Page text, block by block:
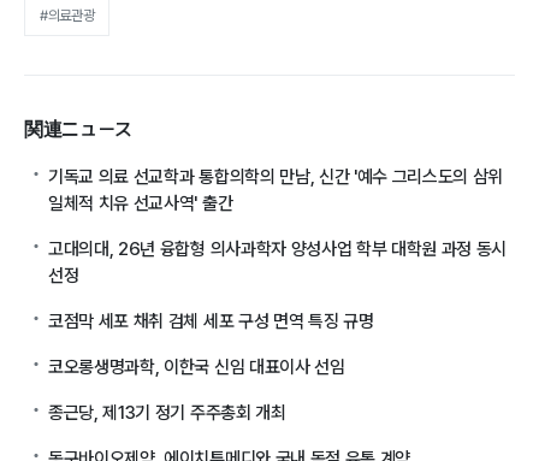
#의료관광
関連ニュース
기독교 의료 선교학과 통합의학의 만남, 신간 '예수 그리스도의 삼위
일체적 치유 선교사역' 출간
고대의대, 26년 융합형 의사과학자 양성사업 학부 대학원 과정 동시
선정
코점막 세포 채취 검체 세포 구성 면역 특징 규명
코오롱생명과학, 이한국 신임 대표이사 선임
종근당, 제13기 정기 주주총회 개최